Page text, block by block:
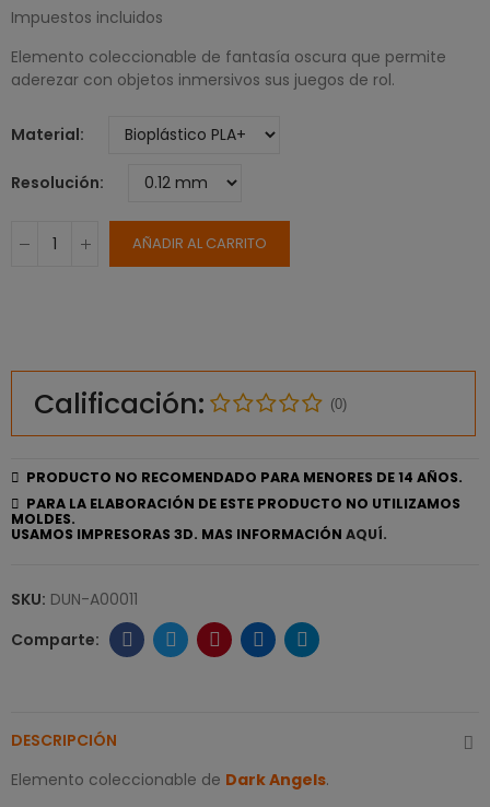
Impuestos incluidos
Elemento coleccionable de fantasía oscura que permite
aderezar con objetos inmersivos sus juegos de rol.
Material
Resolución
AÑADIR AL CARRITO
Calificación: (0)
PRODUCTO NO RECOMENDADO PARA MENORES DE 14 AÑOS.
PARA LA ELABORACIÓN DE ESTE PRODUCTO NO UTILIZAMOS
MOLDES.
USAMOS IMPRESORAS 3D. MAS INFORMACIÓN AQUÍ.
SKU: DUN-A00011
DESCRIPCIÓN
Elemento coleccionable de Dark Angels.